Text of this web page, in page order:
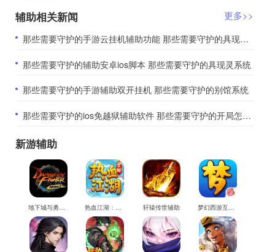
辅助相关新闻
更多>>
​那些需要守护的手游云挂机辅助功能 那些需要守护的具现灵属性克制关系
​那些需要守护的辅助安卓ios脚本 那些需要守护的具现灵系统
​那些需要守护的手游辅助双开挂机 那些需要守护的别馆系统
​那些需要守护的ios免越狱辅助软件 那些需要守护的开局怎么玩
新游辅助
地下城与勇士M辅助 热血江湖：觉醒辅助 轩辕传世辅助 梦幻西游互通版辅助